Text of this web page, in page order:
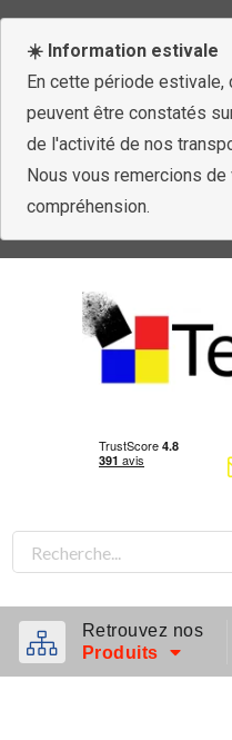
☀️ Information estivale
En cette période
peuvent être constatés
de l'activité de nos
Nous vous remercions
compréhension.
Retrouvez nos
Produits